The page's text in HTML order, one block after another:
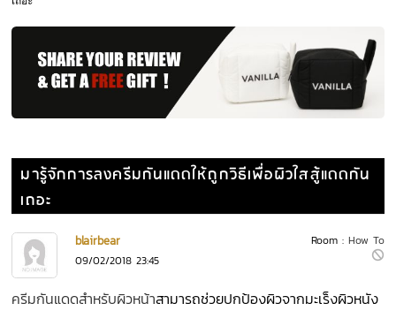
มารู้จักการลงครีมกันแดดให้ถูกวิธีเพื่อผิวใสสู้แดดกัน
เถอะ
Room : How To
blairbear
09/02/2018 23:45
ครีมกันแดดสำหรับผิวหน้าสามารถช่วยปกป้องผิวจากมะเร็งผิวหนัง